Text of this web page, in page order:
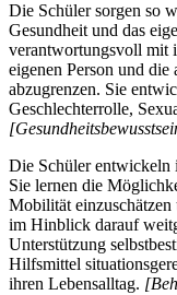
Die Schüler sorgen so
Gesundheit und das
verantwortungsvoll mit
eigenen Person und die
abzugrenzen. Sie
Geschlechterrolle,
Die Schüler entwickeln
Sie lernen die
Mobilität einzuschätzen
im Hinblick darauf
Unterstützung
Hilfsmittel
ihren Lebensalltag.